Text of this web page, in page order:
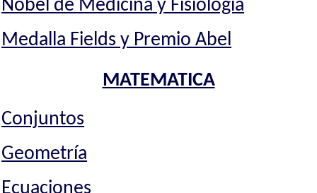
Nobel de Medicina y Fisiología
Medalla Fields y Premio Abel
MATEMATICA
Conjuntos
Geometría
Ecuaciones